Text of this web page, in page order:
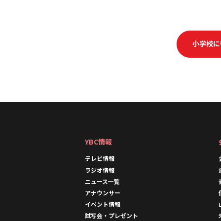
小学校
YBC情報
テレビ情報
ラジオ情報
ニュース一覧
アナウンサー
イベント情報
試写会・プレゼント